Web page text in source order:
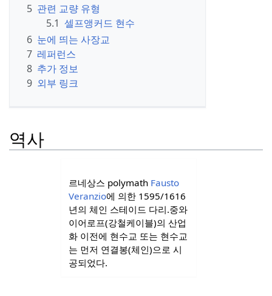
5 관련 교량 유형
5.1 셀프앵커드 현수
6 눈에 띄는 사장교
7 레퍼런스
8 추가 정보
9 외부 링크
역사
르네상스 polymath Fausto
Veranzio에 의한 1595/1616
년의 체인 스테이드 다리.중와
이어로프(강철케이블)의 산업
화 이전에 현수교 또는 현수교
는 먼저 연결봉(체인)으로 시
공되었다.